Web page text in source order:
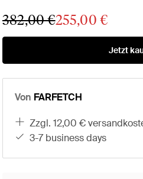
382,00 €255,00 €
Jetzt
Von FARFETCH
zzgl. 12,00 €
3-7 business days